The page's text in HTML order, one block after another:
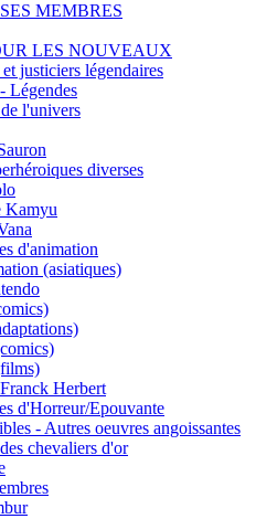
MEMBRES
LES NOUVEAUX
justiciers légendaires
Légendes
l'univers
diverses
Kamyu
d'animation
(asiatiques)
Herbert
d'Horreur/Epouvante
- Autres oeuvres angoissantes
chevaliers d'or